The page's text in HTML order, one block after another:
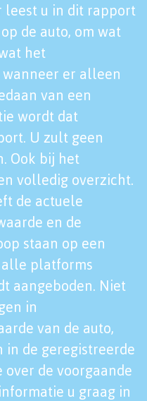
leest u in dit rapport
de auto, om wat
het
wanneer er alleen
van een
wordt dat
U zult geen
Ook bij het
volledig overzicht.
de actuele
en de
staan op een
alle platforms
aangeboden. Niet
in
van de auto,
de geregistreerde
de voorgaande
u graag in